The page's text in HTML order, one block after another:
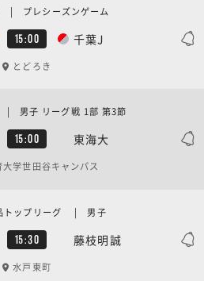
15:00 千葉J
| プレシーズンゲーム
とどろき
15:00 東海大
| 男子 リーグ戦 1部 第3節
大学世田谷キャンパス
15:30 藤枝明誠
トップリーグ | 男子
水戸東町